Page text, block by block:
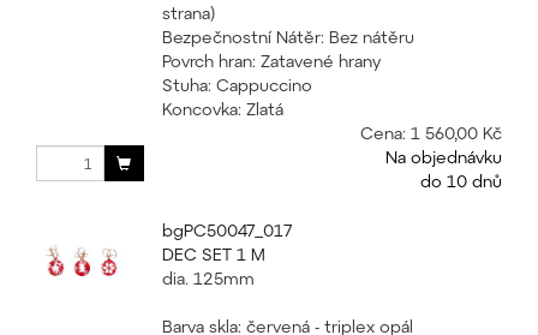
strana)
Bezpečnostní Nátěr: Bez nátěru
Povrch hran: Zatavené hrany
Stuha: Cappuccino
Koncovka: Zlatá
Cena: 1 560,00 Kč
Na objednávku
do 10 dnů
bgPC50047_017
DEC SET 1 M
dia. 125mm
Barva skla: červená - triplex opál